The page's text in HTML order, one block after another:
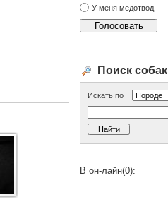
У меня медотвод
Поиск собак
Искать по
В он-лайн(0):